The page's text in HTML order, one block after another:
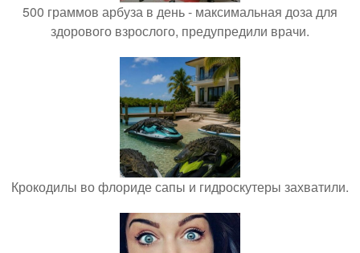
500 граммов арбуза в день - максимальная доза для
здорового взрослого, предупредили врачи.
Крокодилы во флориде сапы и гидроскутеры захватили.